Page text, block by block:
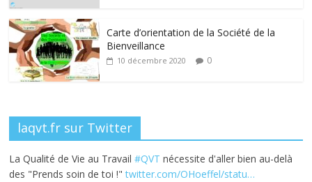
o
k
Carte d’orientation de la Société de la
Bienveillance
10 décembre 2020 0
laqvt.fr sur Twitter
La Qualité de Vie au Travail#QVT nécessite d'aller bien au-delà
des "Prends soin de toi !"twitter.com/OHoeffel/statu…